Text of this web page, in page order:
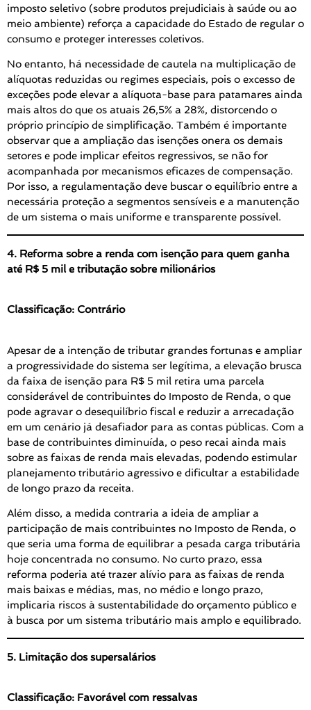
imposto seletivo (sobre produtos prejudiciais à saúde ou ao
meio ambiente) reforça a capacidade do Estado de regular o
consumo e proteger interesses coletivos.
No entanto, há necessidade de cautela na multiplicação de
alíquotas reduzidas ou regimes especiais, pois o excesso de
exceções pode elevar a alíquota-base para patamares ainda
mais altos do que os atuais 26,5% a 28%, distorcendo o
próprio princípio de simplificação. Também é importante
observar que a ampliação das isenções onera os demais
setores e pode implicar efeitos regressivos, se não for
acompanhada por mecanismos eficazes de compensação.
Por isso, a regulamentação deve buscar o equilíbrio entre a
necessária proteção a segmentos sensíveis e a manutenção
de um sistema o mais uniforme e transparente possível.
4. Reforma sobre a renda com isenção para quem ganha
até R$ 5 mil e tributação sobre milionários
Classificação: Contrário
Apesar de a intenção de tributar grandes fortunas e ampliar
a progressividade do sistema ser legítima, a elevação brusca
da faixa de isenção para R$ 5 mil retira uma parcela
considerável de contribuintes do Imposto de Renda, o que
pode agravar o desequilíbrio fiscal e reduzir a arrecadação
em um cenário já desafiador para as contas públicas. Com a
base de contribuintes diminuída, o peso recai ainda mais
sobre as faixas de renda mais elevadas, podendo estimular
planejamento tributário agressivo e dificultar a estabilidade
de longo prazo da receita.
Além disso, a medida contraria a ideia de ampliar a
participação de mais contribuintes no Imposto de Renda, o
que seria uma forma de equilibrar a pesada carga tributária
hoje concentrada no consumo. No curto prazo, essa
reforma poderia até trazer alívio para as faixas de renda
mais baixas e médias, mas, no médio e longo prazo,
implicaria riscos à sustentabilidade do orçamento público e
à busca por um sistema tributário mais amplo e equilibrado.
5. Limitação dos supersalários
Classificação: Favorável com ressalvas